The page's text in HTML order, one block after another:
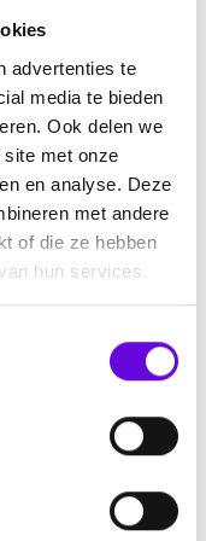
advertenties te
media te bieden
Ook delen we
met onze
en analyse. Deze
met andere
of die ze hebben
hun services.
en
formulier
. Wij helpen